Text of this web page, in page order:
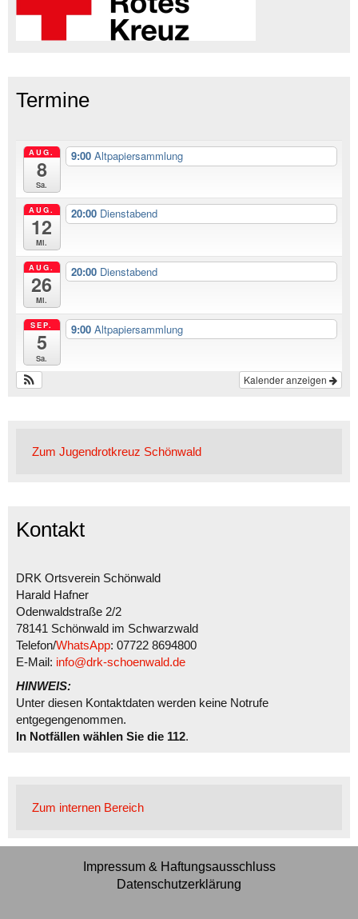
Termine
AUG.
8
Sa.
9:00 Altpapiersammlung
AUG.
12
Mi.
20:00 Dienstabend
AUG.
26
Mi.
20:00 Dienstabend
SEP.
5
Sa.
9:00 Altpapiersammlung
Kalender anzeigen
Zum Jugendrotkreuz Schönwald
Kontakt
DRK Ortsverein Schönwald
Harald Hafner
Odenwaldstraße 2/2
78141 Schönwald im Schwarzwald
Telefon/WhatsApp: 07722 8694800
E-Mail: info@drk-schoenwald.de
HINWEIS:
Unter diesen Kontaktdaten werden keine Notrufe
entgegengenommen.
In Notfällen wählen Sie die 112.
Zum internen Bereich
Impressum & Haftungsausschluss
Datenschutzerklärung